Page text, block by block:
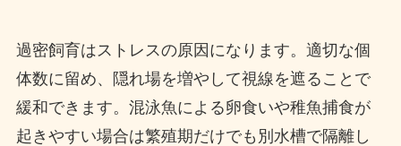
過密飼育はストレスの原因になります。適切な個
体数に留め、隠れ場を増やして視線を遮ることで
緩和できます。混泳魚による卵食いや稚魚捕食が
起きやすい場合は繁殖期だけでも別水槽で隔離し